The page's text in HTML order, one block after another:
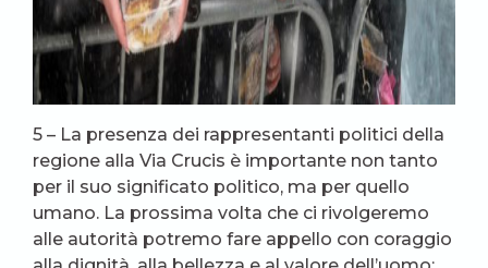
5 – La presenza dei rappresentanti politici della
regione alla Via Crucis è importante non tanto
per il suo significato politico, ma per quello
umano. La prossima volta che ci rivolgeremo
alle autorità potremo fare appello con coraggio